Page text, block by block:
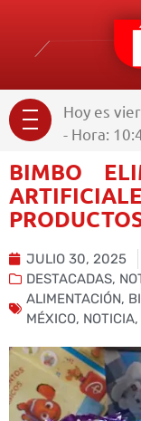
Hoy es
- Hora:
BIMBO
JULIO 30, 2025
DESTACADAS,
ALIMENTACIÓN,
MÉXICO, NOTICIA,